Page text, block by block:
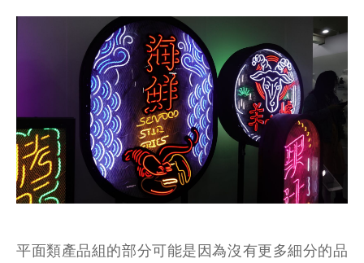
平面類產品組的部分可能是因為沒有更多細分的品